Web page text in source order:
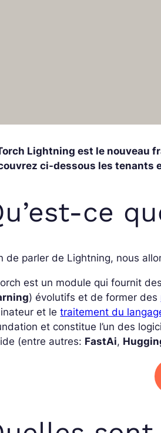
Lightning est le nouveau
ci-dessous les tenants
ce
de parler de Lightning, nous
est un module qui fournit
) évolutifs et de former des
et letraitement du
et constitue l’un des
(entre autres: FastAi,